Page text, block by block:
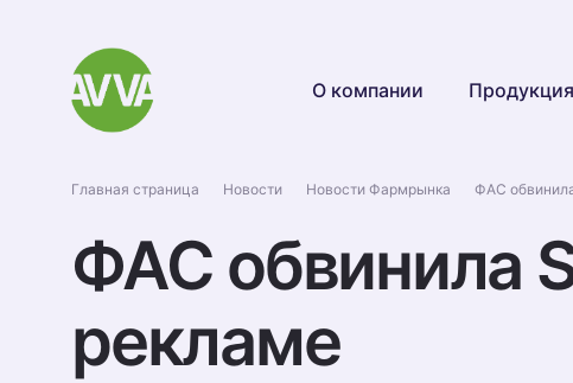
О компании Продукция
Главная страница Новости Новости Фармрынка ФАС
ФАС обвинила
рекламе